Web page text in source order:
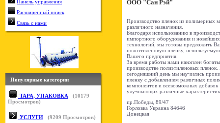
Панель управления
Расширенный поиск
Связь с нами
Популярные категории
ТАРА, УПАКОВКА (10179
Просмотров)
УСЛУГИ (9209 Просмотров)
ООО "Сан Рэй"
Производство пленок из полимерных
различного назначения.
Благодаря использованию в
импортного оборудования и новейших
технологий, мы готовы предложить
полиэтиленовую пленку,
Вашего предприятия.
За время работы нами накоплен
производстве полиэтиленовых пленок.
сегодняшний день мы научились
пленку с добавлением различных
компонентов и всевозможных добавок
улучшающих различные
пр.Победы, 89/47
Горловка Украина 84646
Донецкая